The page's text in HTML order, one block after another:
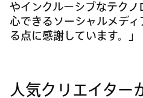
やインクルーシブなテク
心できるソーシャルメデ
る点に感謝しています。」
人気クリエイター